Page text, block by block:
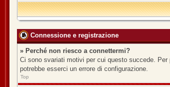
Connessione e registrazione
» Perché non riesco a connettermi?
Ci sono svariati motivi per cui questo succede.
potrebbe esserci un errore di configurazione.
Top